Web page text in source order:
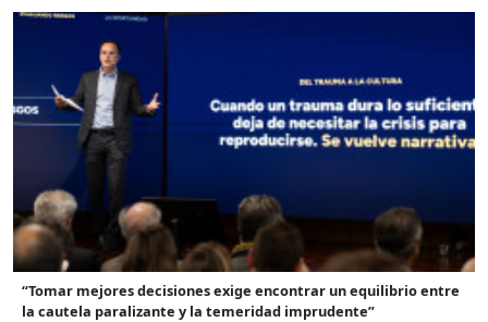
“Tomar mejores decisiones exige encontrar un equilibrio entre
la cautela paralizante y la temeridad imprudente”